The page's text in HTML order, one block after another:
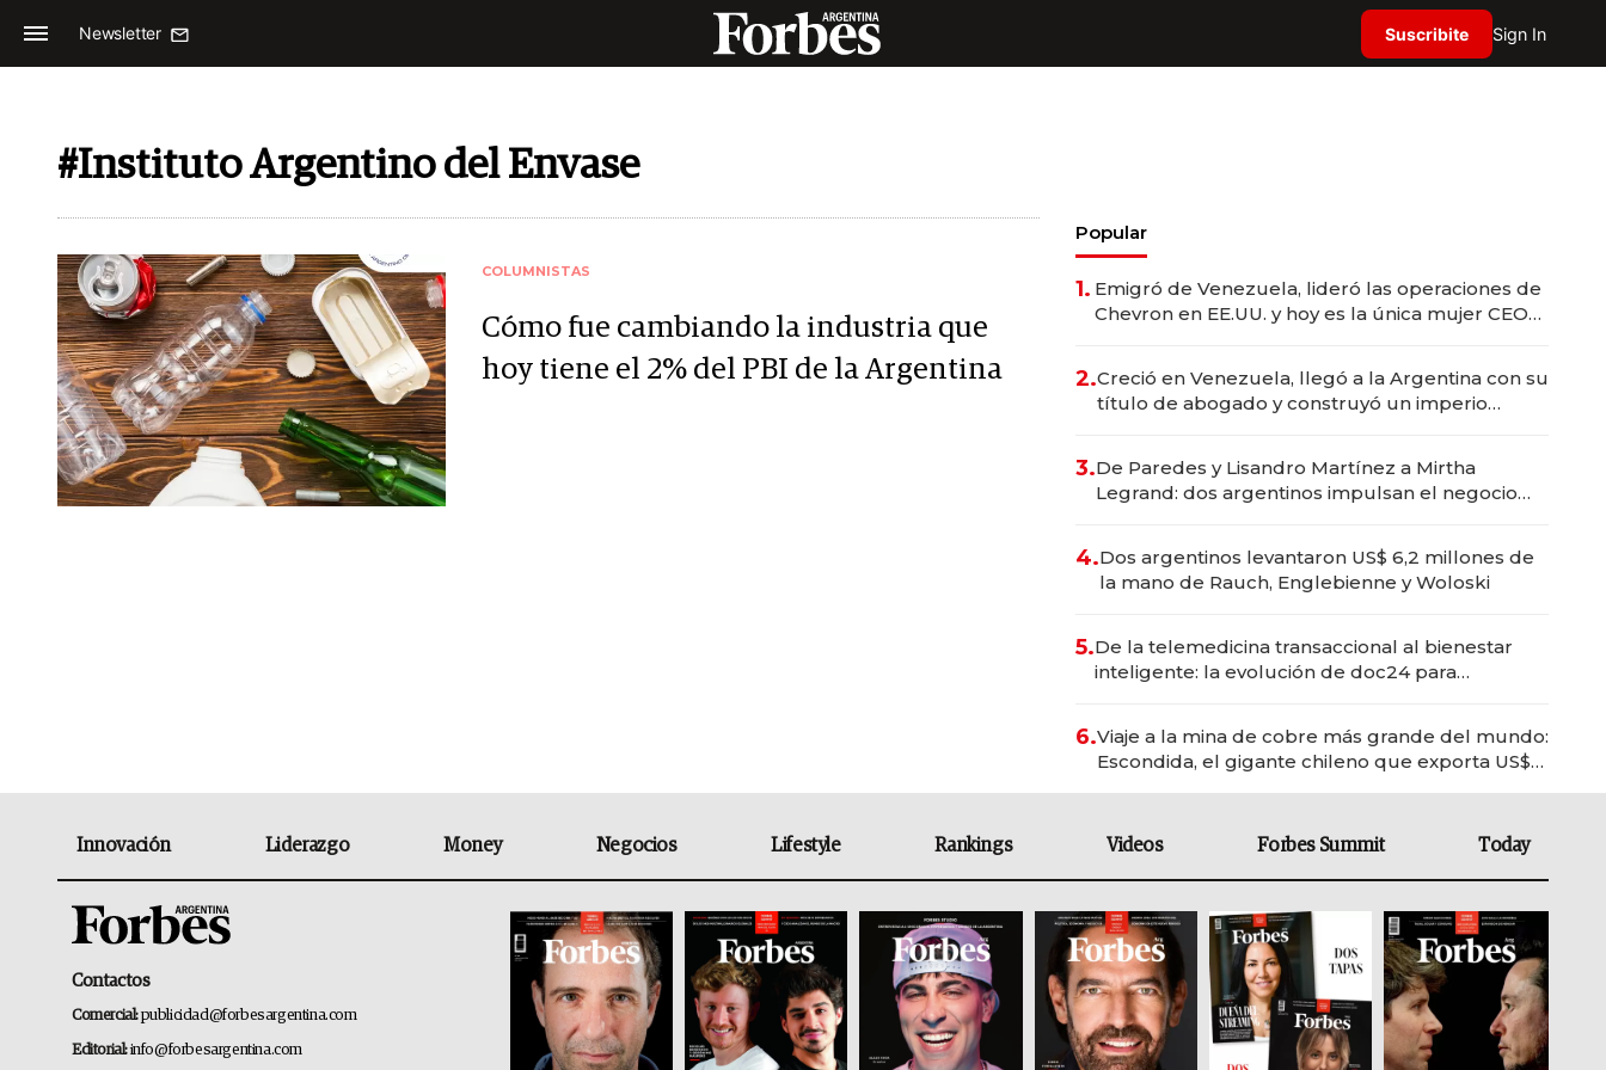
Newsletter Suscribite Sign In
#Instituto Argentino del Envase
COLUMNISTAS
Cómo fue cambiando la industria que
hoy tiene el 2% del PBI de la Argentina
Popular
1. Emigró de Venezuela, lideró las operaciones de
Chevron en EE.UU. y hoy es la única mujer CEO
2.Creció en Venezuela, llegó a la Argentina con su
título de abogado y construyó un imperio
3.De Paredes y Lisandro Martínez a Mirtha
Legrand: dos argentinos impulsan el negocio
4.Dos argentinos levantaron US$ 6,2 millones de
la mano de Rauch, Englebienne y Woloski
5.De la telemedicina transaccional al bienestar
inteligente: la evolución de doc24 para
6.Viaje a la mina de cobre más grande del mundo:
Escondida, el gigante chileno que exporta US$
Innovación Liderazgo Money Negocios Lifestyle Rankings Videos Forbes Summit Today
Contactos
Comercial:publicidad@forbesargentina.com
Editorial:info@forbesargentina.com